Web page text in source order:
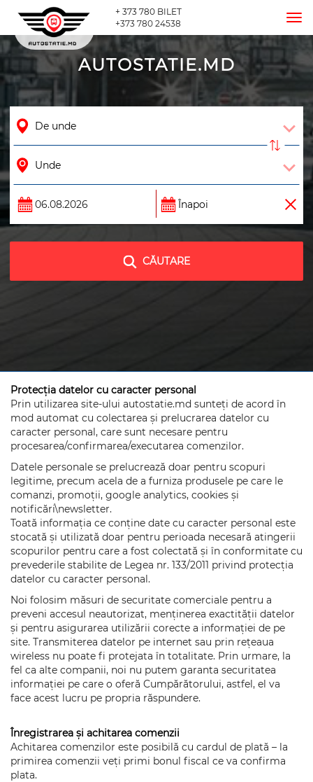
+ 373 780 BILET
+373 780 24538
AUTOSTATIE.MD
CĂUTARE
Protecția datelor cu caracter personal
Prin utilizarea site-ului autostatie.md sunteți de acord în
mod automat cu colectarea și prelucrarea datelor cu
caracter personal, care sunt necesare pentru
procesarea/confirmarea/executarea comenzilor.
Datele personale se prelucrează doar pentru scopuri
legitime, precum acela de a furniza produsele pe care le
comanzi, promoții, google analytics, cookies și
notificări\newsletter.
Toată informația ce conține date cu caracter personal este
stocată și utilizată doar pentru perioada necesară atingerii
scopurilor pentru care a fost colectată și în conformitate cu
prevederile stabilite de Legea nr. 133/2011 privind protecția
datelor cu caracter personal.
Noi folosim măsuri de securitate comerciale pentru a
preveni accesul neautorizat, menținerea exactității datelor
și pentru asigurarea utilizării corecte a informației de pe
site. Transmiterea datelor pe internet sau prin rețeaua
wireless nu poate fi protejata în totalitate. Prin urmare, la
fel ca alte companii, noi nu putem garanta securitatea
informației pe care o oferă Cumpărătorului, astfel, el va
face acest lucru pe propria răspundere.
Înregistrarea și achitarea comenzii
Achitarea comenzilor este posibilă cu cardul de plată – la
primirea comenzii veți primi bonul fiscal ce va confirma
plata.